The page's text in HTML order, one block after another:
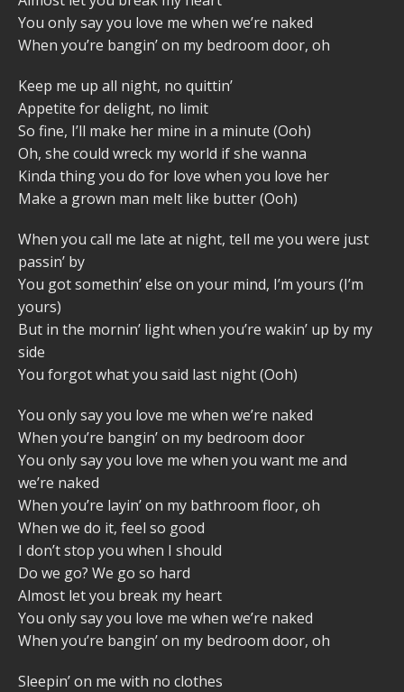
You only say you love me when we’re naked
When you’re bangin’ on my bedroom door, oh
Keep me up all night, no quittin’
Appetite for delight, no limit
So fine, I’ll make her mine in a minute (Ooh)
Oh, she could wreck my world if she wanna
Kinda thing you do for love when you love her
Make a grown man melt like butter (Ooh)
When you call me late at night, tell me you were just
passin’ by
You got somethin’ else on your mind, I’m yours (I’m
yours)
But in the mornin’ light when you’re wakin’ up by my
side
You forgot what you said last night (Ooh)
You only say you love me when we’re naked
When you’re bangin’ on my bedroom door
You only say you love me when you want me and
we’re naked
When you’re layin’ on my bathroom floor, oh
When we do it, feel so good
I don’t stop you when I should
Do we go? We go so hard
Almost let you break my heart
You only say you love me when we’re naked
When you’re bangin’ on my bedroom door, oh
Sleepin’ on me with no clothes